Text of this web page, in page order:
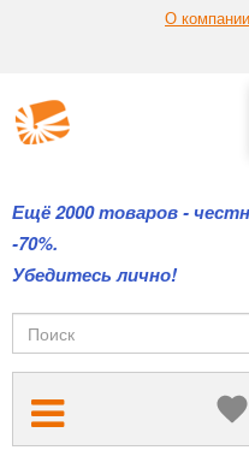
О компании
Ещё 2000 товаров -
-70%.
Убедитесь лично!